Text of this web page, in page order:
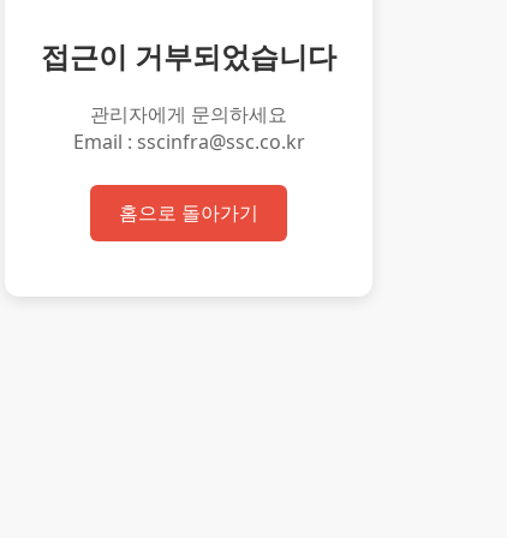
접근이 거부되었습니다
관리자에게 문의하세요
Email : sscinfra@ssc.co.kr
홈으로 돌아가기